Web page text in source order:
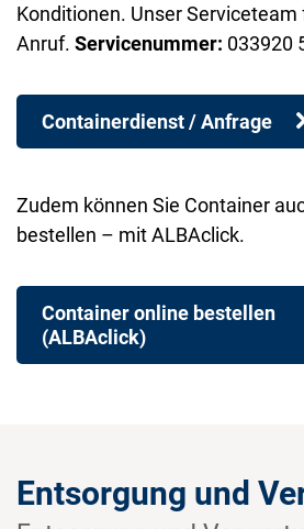
Konditionen. Unser
Anruf. Servicenummer: 033920
Containerdienst / Anfrage
Zudem können Sie Container
bestellen – mit ALBAclick.
Container online bestellen
(ALBAclick)
Entsorgung und